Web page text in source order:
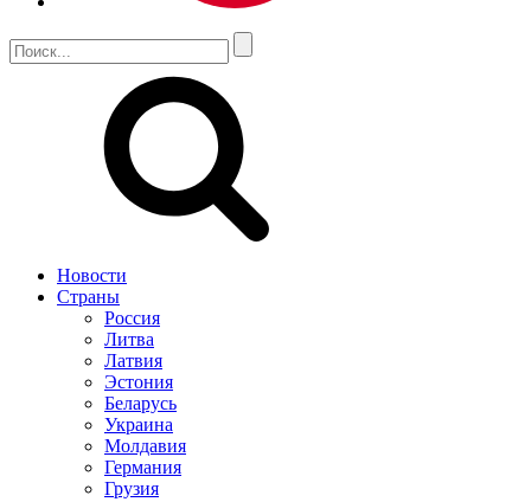
Новости
Страны
Россия
Литва
Латвия
Эстония
Беларусь
Украина
Молдавия
Германия
Грузия